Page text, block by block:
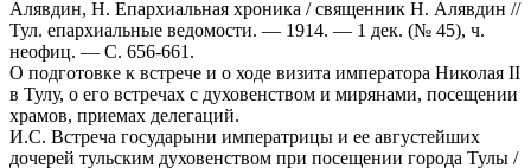
Алявдин, Н. Епархиальная хроника / священник Н. Алявдин //
Тул. епархиальные ведомости. — 1914. — 1 дек. (№ 45), ч.
неофиц. — С. 656-661.
О подготовке к встрече и о ходе визита императора Николая II
в Тулу, о его встречах с духовенством и мирянами, посещении
храмов, приемах делегаций.
И.С. Встреча государыни императрицы и ее августейших
дочерей тульским духовенством при посещении города Тулы /